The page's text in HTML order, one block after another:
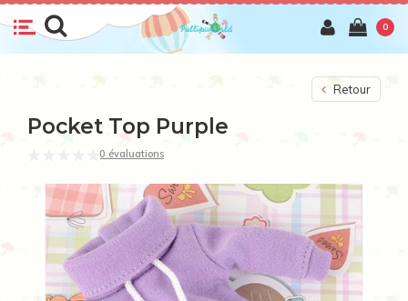
0
Retour
Pocket Top Purple
0 évaluations